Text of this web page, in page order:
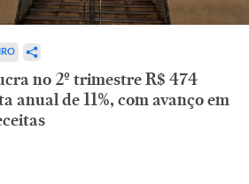
no 2º trimestre R$ 474
anual de 11%, com avanço em